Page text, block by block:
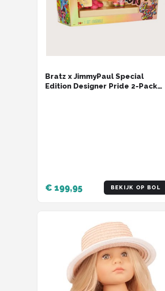
Bratz x JimmyPaul Special
Edition Designer Pride 2-Pack
€ 199,95 BEKIJK OP BOL